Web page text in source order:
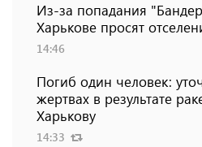
Из-за попадания
Харькове просят
14:46
Погиб один человек:
жертвах в результате
Харькову
14:33